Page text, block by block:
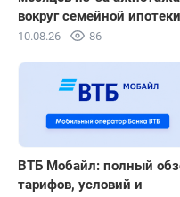
вокруг семейной ипотеки
10.08.26 86
ВТБ Мобайл: полный
тарифов, условий и